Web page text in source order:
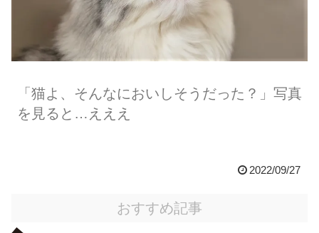
「猫よ、そんなにおいしそうだった？」写真
を見ると…えええ
2022/09/27
おすすめ記事